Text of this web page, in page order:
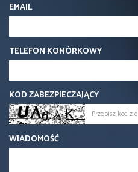
EMAIL
TELEFON KOMÓRKOWY
KOD ZABEZPIECZAJĄCY
WIADOMOŚĆ